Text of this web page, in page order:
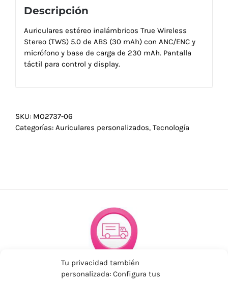
Tu privacidad también
personalizada: Configura tus
Descripción
Auriculares estéreo inalámbricos True Wireless
Stereo (TWS) 5.0 de ABS (30 mAh) con ANC/ENC y
micrófono y base de carga de 230 mAh. Pantalla
táctil para control y display.
SKU: MO2737-06
Categorías: Auriculares personalizados, Tecnología
ENVÍOS ECONÓMICOS